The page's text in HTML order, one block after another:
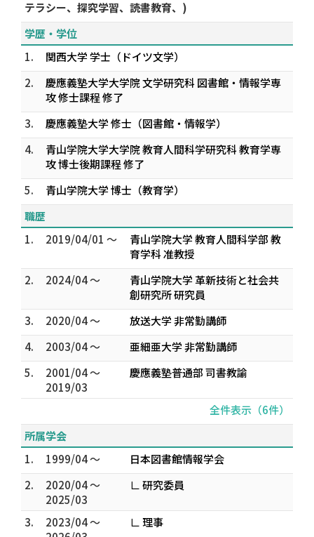
テラシー、探究学習、読書教育、)
学歴・学位
1.
関西大学 学士（ドイツ文学）
2.
慶應義塾大学大学院 文学研究科 図書館・情報学専
攻 修士課程 修了
3.
慶應義塾大学 修士（図書館・情報学）
4.
青山学院大学大学院 教育人間科学研究科 教育学専
攻 博士後期課程 修了
5.
青山学院大学 博士（教育学）
職歴
1.
2019/04/01 ～
青山学院大学 教育人間科学部 教
育学科 准教授
2.
2024/04 ～
青山学院大学 革新技術と社会共
創研究所 研究員
3.
2020/04 ～
放送大学 非常勤講師
4.
2003/04 ～
亜細亜大学 非常勤講師
5.
2001/04 ～
2019/03
慶應義塾普通部 司書教諭
全件表示（6件）
所属学会
1.
1999/04 ～
日本図書館情報学会
2.
2020/04 ～
2025/03
∟ 研究委員
3.
2023/04 ～
∟ 理事